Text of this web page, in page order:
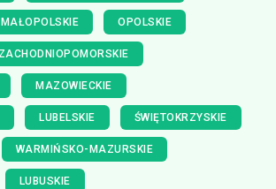
MAŁOPOLSKIE OPOLSKIE
ZACHODNIOPOMORSKIE
MAZOWIECKIE
LUBELSKIE ŚWIĘTOKRZYSKIE
WARMIŃSKO-MAZURSKIE
LUBUSKIE